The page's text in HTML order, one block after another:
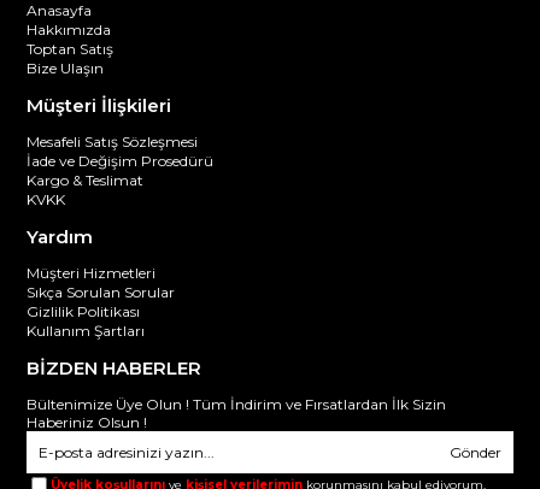
Anasayfa
Hakkımızda
Toptan Satış
Bize Ulaşın
Müşteri İlişkileri
Mesafeli Satış Sözleşmesi
İade ve Değişim Prosedürü
Kargo & Teslimat
KVKK
Yardım
Müşteri Hizmetleri
Sıkça Sorulan Sorular
Gizlilik Politikası
Kullanım Şartları
BİZDEN HABERLER
Bültenimize Üye Olun ! Tüm İndirim ve Fırsatlardan İlk Sizin
Haberiniz Olsun !
Gönder
Üyelik koşullarını ve kişisel verilerimin korunmasını kabul ediyorum.